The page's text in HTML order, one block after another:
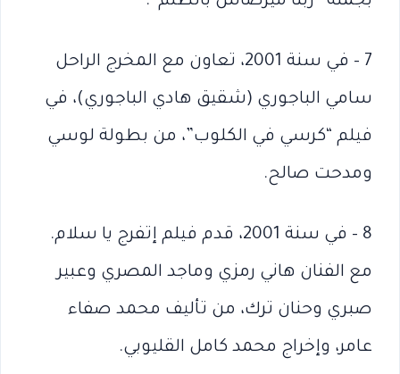
7 – في سنة 2001، تعاون مع المخرج الراحل
سامي الباجوري (شقيق هادي الباجوري)، في
فيلم “كرسي في الكلوب”، من بطولة لوسي
ومدحت صالح.
8 – في سنة 2001، قدم فيلم إتفرج يا سلام.
مع الفنان هاني رمزي وماجد المصري وعبير
صبري وحنان ترك، من تأليف محمد صفاء
عامر، وإخراج محمد كامل القليوبي.